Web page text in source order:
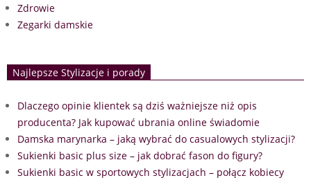
Zdrowie
Zegarki damskie
Najlepsze Stylizacje i porady
Dlaczego opinie klientek są dziś ważniejsze niż opis
producenta? Jak kupować ubrania online świadomie
Damska marynarka – jaką wybrać do casualowych stylizacji?
Sukienki basic plus size – jak dobrać fason do figury?
Sukienki basic w sportowych stylizacjach – połącz kobiecy